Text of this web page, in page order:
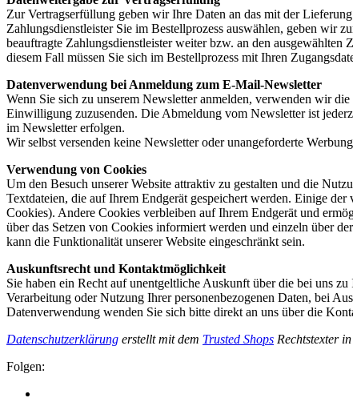
Zur Vertragserfüllung geben wir Ihre Daten an das mit der
Zahlungsdienstleister Sie im Bestellprozess auswählen, geben wir
beauftragte Zahlungsdienstleister weiter bzw. an den
diesem Fall müssen Sie sich im Bestellprozess mit Ihren
Datenverwendung bei Anmeldung zum E-Mail-Newsletter
Wenn Sie sich zu unserem Newsletter anmelden, verwenden wir
Einwilligung zuzusenden. Die Abmeldung vom Newsletter ist
im Newsletter erfolgen.
Wir selbst versenden keine Newsletter oder unangeforderte
Verwendung von Cookies
Um den Besuch unserer Website attraktiv zu gestalten und die
Textdateien, die auf Ihrem Endgerät gespeichert werden. Einige
Cookies). Andere Cookies verbleiben auf Ihrem Endgerät und
über das Setzen von Cookies informiert werden und einzeln über
kann die Funktionalität unserer Website eingeschränkt sein.
Auskunftsrecht und Kontaktmöglichkeit
Sie haben ein Recht auf unentgeltliche Auskunft über die bei uns
Verarbeitung oder Nutzung Ihrer personenbezogenen Daten, bei
Datenverwendung wenden Sie sich bitte direkt an uns über die
Datenschutzerklärung erstellt mit dem Trusted Shops Rechtstexter
Folgen: